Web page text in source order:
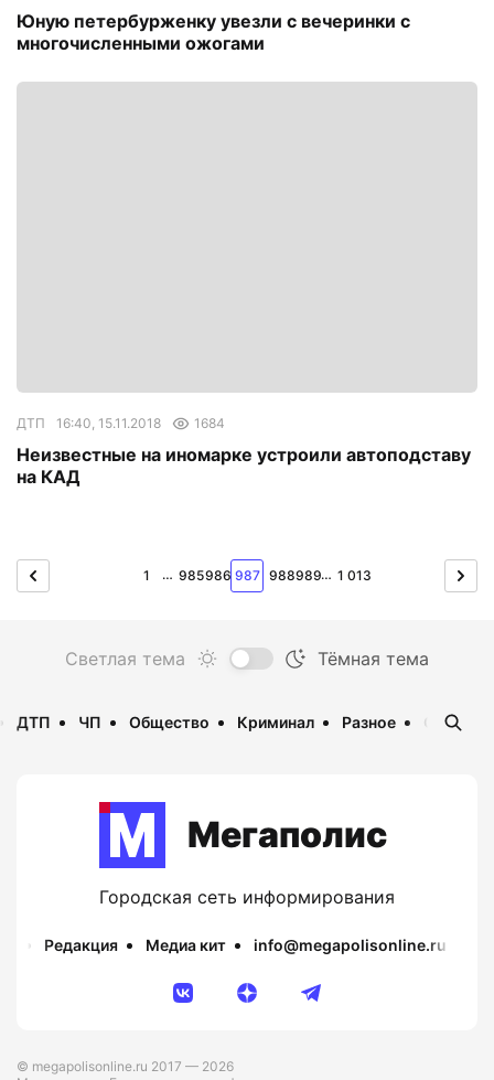
Юную петербурженку увезли с вечеринки с
многочисленными ожогами
ДТП 16:40, 15.11.2018 1684
Неизвестные на иномарке устроили автоподставу
на КАД
1 … 985986 987 988989… 1 013
ДТП ЧП Общество Криминал Разное
Мегаполис
Городская сеть информирования
Редакция Медиа кит info@megapolisonline.ru
© megapolisonline.ru 2017 — 2026